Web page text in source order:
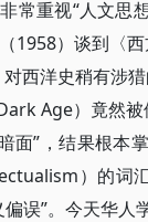
常重视“人文思
1958）谈到〈
西洋史稍有涉
Age）竟然
面”，结果根本
）的词
偏误”。今天华